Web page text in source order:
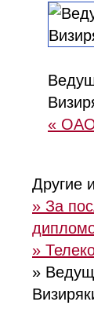
«
Другие
» За
»
»